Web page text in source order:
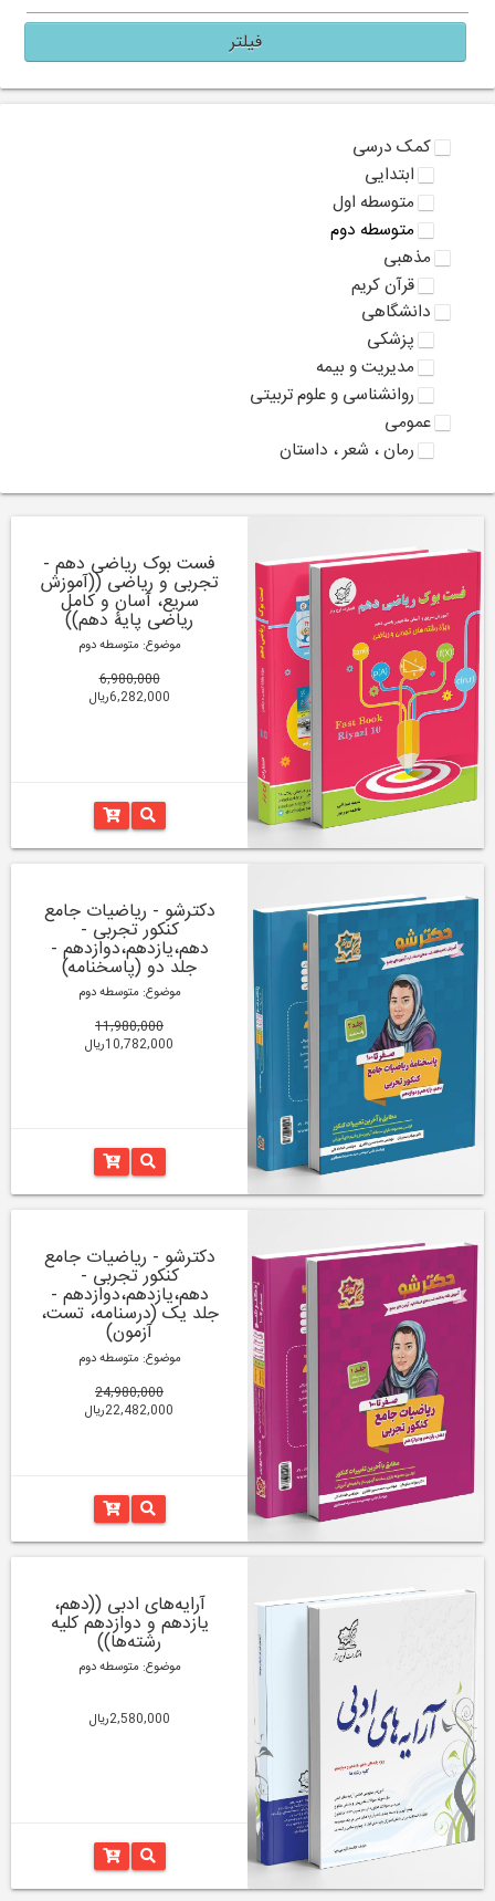
فیلتر
کمک درسی
ابتدایی
متوسطه اول
متوسطه دوم
مذهبی
قرآن کریم
دانشگاهی
پزشکی
مدیریت و بیمه
روانشناسی و علوم تربیتی
عمومی
رمان ، شعر ، داستان
فست بوک ریاضی دهم -
تجربی و ریاضی ((آموزش
سریع، آسان و کامل
ریاضی پایۀ دهم))
موضوع: متوسطه دوم
6,980,000
6,282,000ریال
دکترشو - ریاضیات جامع
کنکور تجربی -
دهم،یازدهم،دوازدهم -
جلد دو (پاسخنامه)
موضوع: متوسطه دوم
11,980,000
10,782,000ریال
دکترشو - ریاضیات جامع
کنکور تجربی -
دهم،یازدهم،دوازدهم -
جلد یک (درسنامه، تست،
آزمون)
موضوع: متوسطه دوم
24,980,000
22,482,000ریال
آرایه‌های ادبی ((دهم،
یازدهم و دوازدهم کلیه
رشته‌‌ها))
موضوع: متوسطه دوم
2,580,000ریال